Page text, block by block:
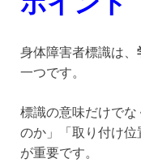
身体障害者標識は、
一つです。
標識の意味だけで
のか」「取り付け
が重要です。